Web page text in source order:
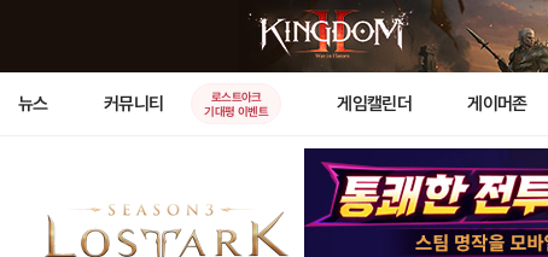
뉴스 커뮤니티
로스트아크
기대평 이벤트
게임캘린더 게이머존